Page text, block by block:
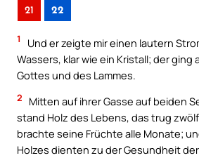
21 22
1
Und er zeigte mir einen lautern
Wassers, klar wie ein Kristall; der ging
Gottes und des Lammes.
2
Mitten auf ihrer Gasse auf beiden
stand Holz des Lebens, das trug
brachte seine Früchte alle Monate;
Holzes dienten zu der Gesundheit